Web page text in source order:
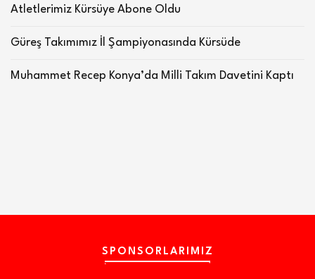
Atletlerimiz Kürsüye Abone Oldu
Güreş Takımımız İl Şampiyonasında Kürsüde
Muhammet Recep Konya’da Milli Takım Davetini Kaptı
SPONSORLARIMIZ